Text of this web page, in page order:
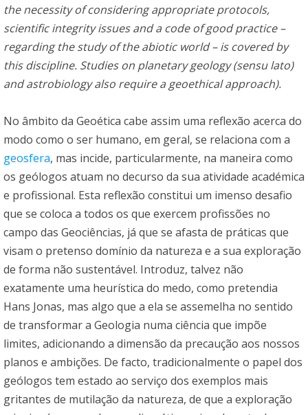
the necessity of considering appropriate protocols,
scientific integrity issues and a code of good practice –
regarding the study of the abiotic world – is covered by
this discipline. Studies on planetary geology (sensu lato)
and astrobiology also require a geoethical approach).
No âmbito da Geoética cabe assim uma reflexão acerca do
modo como o ser humano, em geral, se relaciona com a
geosfera, mas incide, particularmente, na maneira como
os geólogos atuam no decurso da sua atividade académica
e profissional. Esta reflexão constitui um imenso desafio
que se coloca a todos os que exercem profissões no
campo das Geociências, já que se afasta de práticas que
visam o pretenso domínio da natureza e a sua exploração
de forma não sustentável. Introduz, talvez não
exatamente uma heurística do medo, como pretendia
Hans Jonas, mas algo que a ela se assemelha no sentido
de transformar a Geologia numa ciência que impõe
limites, adicionando a dimensão da precaução aos nossos
planos e ambições. De facto, tradicionalmente o papel dos
geólogos tem estado ao serviço dos exemplos mais
gritantes de mutilação da natureza, de que a exploração